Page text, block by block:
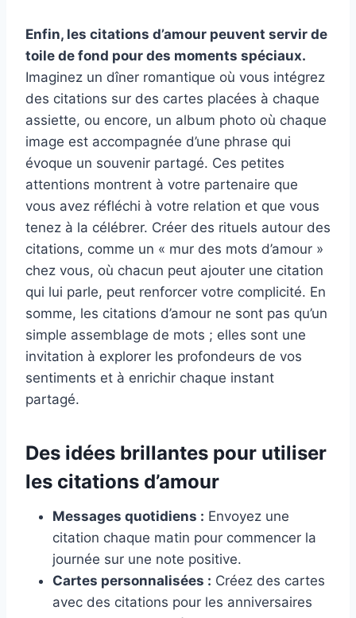
Enfin, les citations d’amour peuvent servir de
toile de fond pour des moments spéciaux.
Imaginez un dîner romantique où vous intégrez
des citations sur des cartes placées à chaque
assiette, ou encore, un album photo où chaque
image est accompagnée d’une phrase qui
évoque un souvenir partagé. Ces petites
attentions montrent à votre partenaire que
vous avez réfléchi à votre relation et que vous
tenez à la célébrer. Créer des rituels autour des
citations, comme un « mur des mots d’amour »
chez vous, où chacun peut ajouter une citation
qui lui parle, peut renforcer votre complicité. En
somme, les citations d’amour ne sont pas qu’un
simple assemblage de mots ; elles sont une
invitation à explorer les profondeurs de vos
sentiments et à enrichir chaque instant
partagé.
Des idées brillantes pour utiliser
les citations d’amour
Messages quotidiens : Envoyez une
citation chaque matin pour commencer la
journée sur une note positive.
Cartes personnalisées : Créez des cartes
avec des citations pour les anniversaires